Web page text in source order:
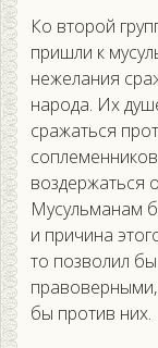
Ко второй
пришли к
нежелания
народа. Их
сражаться
воздержаться
Мусульманам
и причина
то позволил
бы против них.